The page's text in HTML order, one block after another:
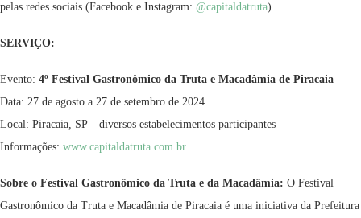
pelas redes sociais (Facebook e Instagram: @capitaldatruta).
SERVIÇO:
Evento: 4º Festival Gastronômico da Truta e Macadâmia de Piracaia
Data: 27 de agosto a 27 de setembro de 2024
Local: Piracaia, SP – diversos estabelecimentos participantes
Informações: www.capitaldatruta.com.br
Sobre o Festival Gastronômico da Truta e da Macadâmia: O Festival
Gastronômico da Truta e Macadâmia de Piracaia é uma iniciativa da Prefeitura